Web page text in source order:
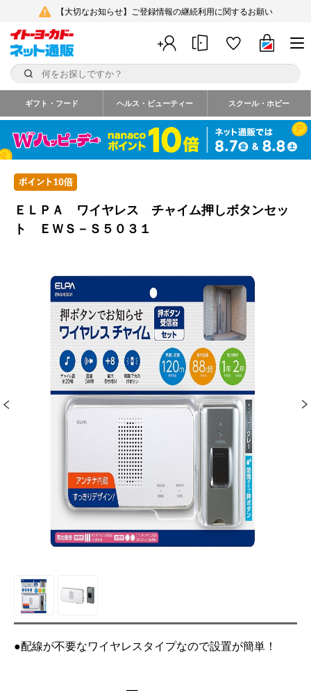
【大切なお知らせ】ご登録情報の継続利用に関するお願い
ギフト・フード ヘルス・ビューティー スクール・ホビー
ＥＬＰＡ ワイヤレス チャイム押しボタンセッ
ト ＥＷＳ－Ｓ５０３１
●配線が不要なワイヤレスタイプなので設置が簡単！